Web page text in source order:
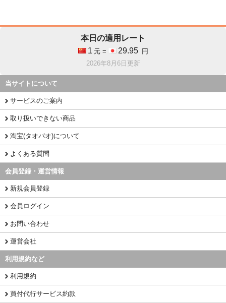
本日の適用レート
1 元 = 29.95
円
2026年8月6日更新
当サイトについて
サービスのご案内
取り扱いできない商品
淘宝(タオバオ)について
よくある質問
会員登録・運営情報
新規会員登録
会員ログイン
お問い合わせ
運営会社
利用規約など
利用規約
買付代行サービス約款